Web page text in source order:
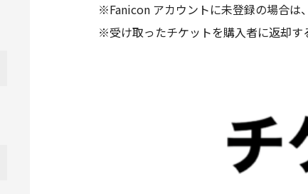
※Fanicon アカウントに未登録の場合は
※受け取ったチケットを購入者に返却す